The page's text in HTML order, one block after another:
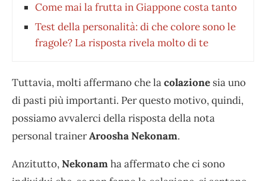
Come mai la frutta in Giappone costa tanto
Test della personalità: di che colore sono le
fragole? La risposta rivela molto di te
Tuttavia, molti affermano che lacolazione sia uno
di pasti più importanti. Per questo motivo, quindi,
possiamo avvalerci della risposta della nota
personal trainerAroosha Nekonam.
Anzitutto,Nekonamha affermato che ci sono